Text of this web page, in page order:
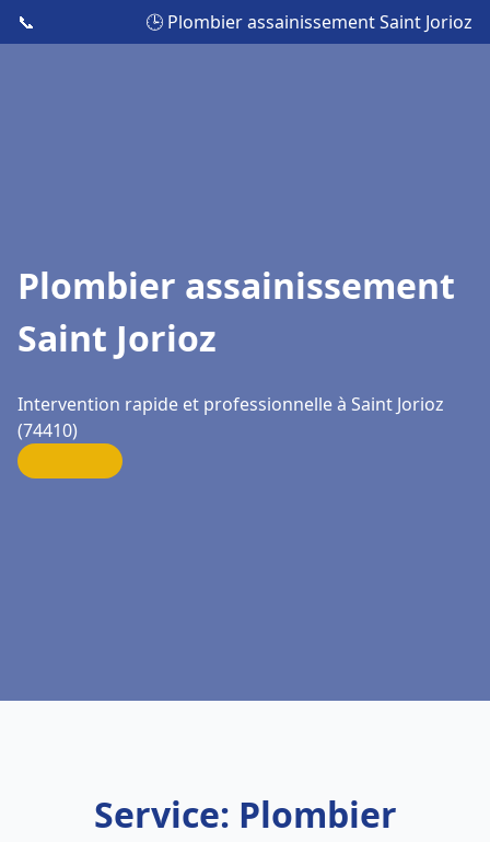
📞 🕒 Plombier assainissement Saint Jorioz
Plombier assainissement
Saint Jorioz
Intervention rapide et professionnelle à Saint Jorioz
(74410)
Service: Plombier